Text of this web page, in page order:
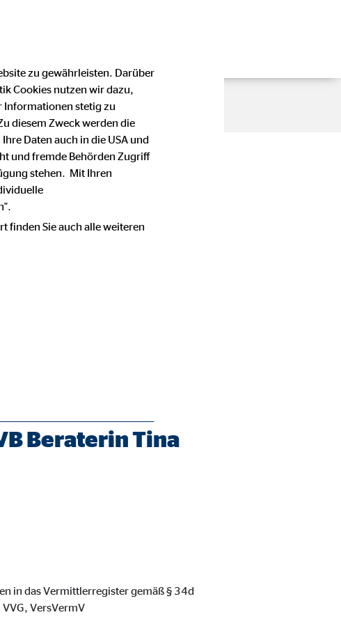
Beraterin Tina
in das Vermittlerregister gemäß § 34d
VersVermV
zu gewährleisten. Darüber
Cookies nutzen wir dazu,
Informationen stetig zu
diesem Zweck werden die
Daten auch in die USA und
und fremde Behörden Zugriff
stehen. Mit Ihren
finden Sie auch alle weiteren
Die Deaktivierung kann die